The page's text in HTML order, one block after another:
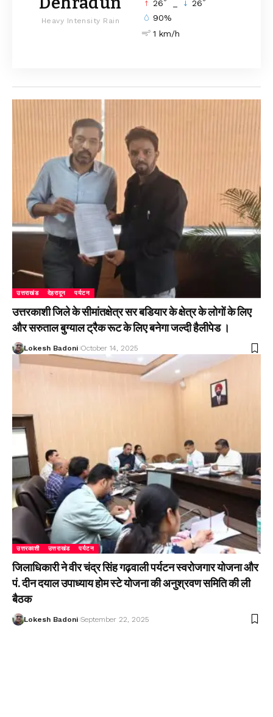
Heavy Intensity Rain
26 26
90%
1 km/h
उत्तराखंड देहरादून पर्यटन
उत्तरकाशी जिले के सीमांतक्षेत्र सर बडियार के क्षेत्र के लोगों के लिए
और सरुताल बुग्याल ट्रैक रूट के लिए बनेगा जल्दी हैलीपेड ।
Lokesh Badoni October 14, 2025
उत्तरकाशी उत्तराखंड पर्यटन
जिलाधिकारी ने वीर चंद्र सिंह गढ़वाली पर्यटन स्वरोजगार योजना और
पं. दीन दयाल उपाध्याय होम स्टे योजना की अनुश्रवण समिति की ली
बैठक
Lokesh Badoni September 22, 2025